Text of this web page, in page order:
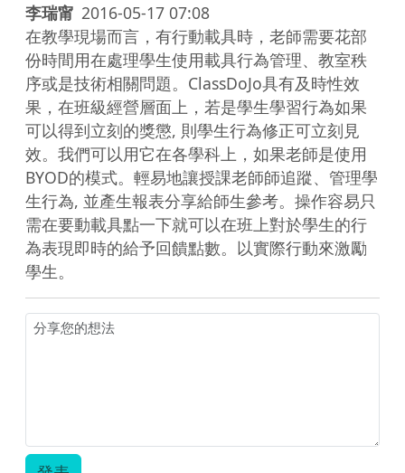
李瑞甯 2016-05-17 07:08
在教學現場而言，有行動載具時，老師需要花部
份時間用在處理學生使用載具行為管理、教室秩
序或是技術相關問題。ClassDoJo具有及時性效
果，在班級經營層面上，若是學生學習行為如果
可以得到立刻的獎懲, 則學生行為修正可立刻見
效。我們可以用它在各學科上，如果老師是使用
BYOD的模式。輕易地讓授課老師師追蹤、管理學
生行為, 並產生報表分享給師生參考。操作容易只
需在要動載具點一下就可以在班上對於學生的行
為表現即時的給予回饋點數。以實際行動來激勵
學生。